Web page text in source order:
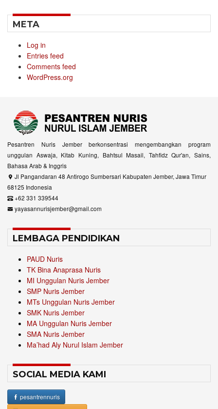
META
Log in
Entries feed
Comments feed
WordPress.org
Pesantren Nuris Jember berkonsentrasi mengembangkan program
unggulan Aswaja, Kitab Kuning, Bahtsul Masail, Tahfidz Qur'an, Sains,
Bahasa Arab & Inggris
Jl Pangandaran 48 Antirogo Sumbersari Kabupaten Jember, Jawa Timur
68125 Indonesia
+62 331 339544
yayasannurisjember@gmail.com
LEMBAGA PENDIDIKAN
PAUD Nuris
TK Bina Anaprasa Nuris
MI Unggulan Nuris Jember
SMP Nuris Jember
MTs Unggulan Nuris Jember
SMK Nuris Jember
MA Unggulan Nuris Jember
SMA Nuris Jember
Ma’had Aly Nurul Islam Jember
SOCIAL MEDIA KAMI
pesantrennuris